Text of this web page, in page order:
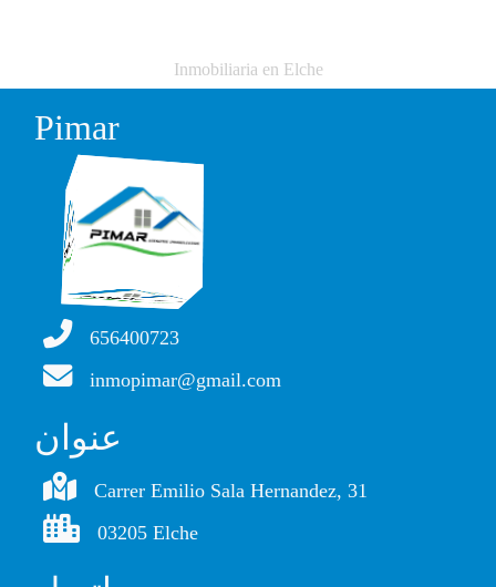
Inmobiliaria en Elche
Pimar
656400723
inmopimar@gmail.com
عنوان
Carrer Emilio Sala Hernandez, 31
03205 Elche